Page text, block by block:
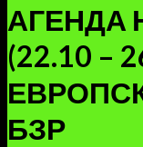
АГЕНДА
(22.10 –
БЗР